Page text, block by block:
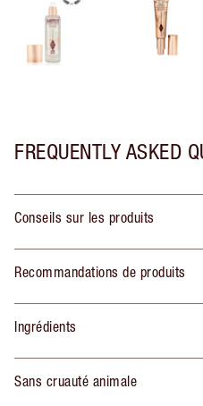
FREQUENTLY ASKED
Conseils sur les produits
Recommandations de produits
Ingrédients
Sans cruauté animale